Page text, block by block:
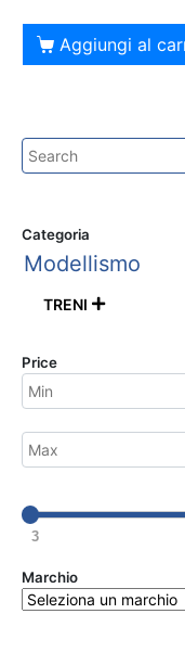
Aggiungi al
Categoria
Modellismo
TRENI 
Price
3
Marchio